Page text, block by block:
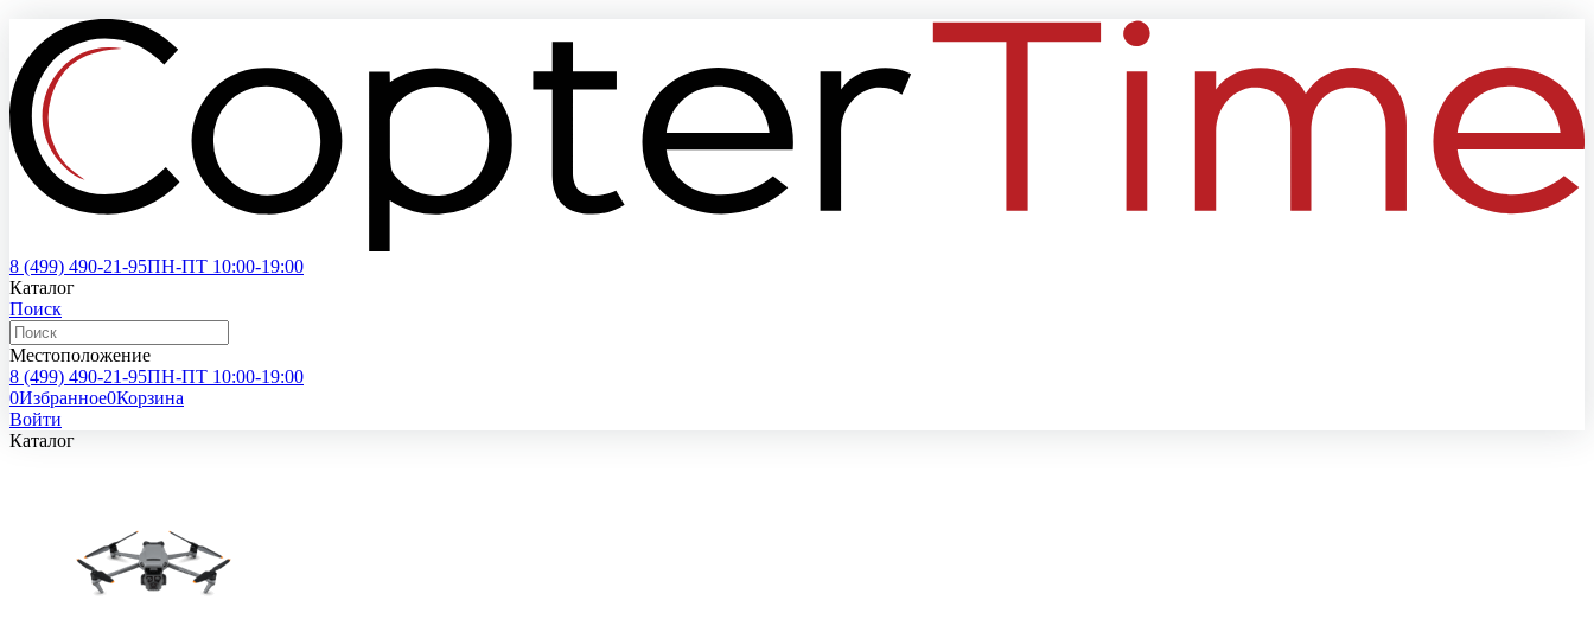
8 (499) 490-21-95ПН-ПТ 10:00-19:00
Каталог
Поиск
Местоположение
8 (499) 490-21-95ПН-ПТ 10:00-19:00
0Избранное0Корзина
Войти
Каталог